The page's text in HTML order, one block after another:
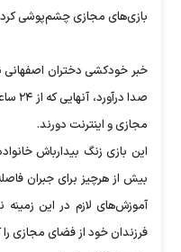
بازی‌های مجازی چشم‌پوشی
خبر خودکشی دختران اصفهانی
صدا
مجازی و اینترنت دورند.
این بازی زنگ بیدارباش
بیش از هرچیز برای جبران
آموزش‌های لازم در این زمینه
فرزندان خود از فضای مجازی را